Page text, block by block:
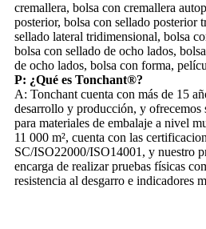
cremallera, bolsa con cremallera
posterior, bolsa con sellado posterior
sellado lateral tridimensional, bolsa
bolsa con sellado de ocho lados,
de ocho lados, bolsa con forma,
P: ¿Qué es Tonchant®?
A: Tonchant cuenta con más de 15
desarrollo y producción, y ofrecemos
para materiales de embalaje a nivel
11 000 m², cuenta con las
SC/ISO22000/ISO14001, y nuestro
encarga de realizar pruebas físicas
resistencia al desgarro e indicadores